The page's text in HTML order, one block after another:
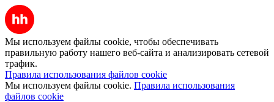
Мы используем файлы cookie, чтобы обеспечивать
правильную работу нашего веб-сайта и анализировать сетевой
трафик.
Правила использования файлов cookie
Мы используем файлы cookie. Правила использования
файлов cookie